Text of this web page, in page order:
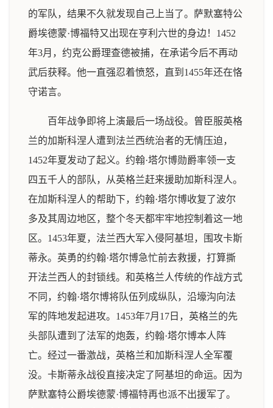
的军队，结果不久就发现自己上当了。萨默塞特公
爵埃德蒙·博福特又出现在亨利六世的身边！1452
年3月，约克公爵理查德被捕，在承诺今后不再动
武后获释。他一直强忍着愤怒，直到1455年还在恪
守诺言。
百年战争即将上演最后一场战役。曾臣服英格
兰的加斯科涅人遭到法兰西统治者的无情压迫，
1452年夏发动了起义。约翰·塔尔博勋爵率领一支
四五千人的部队，从英格兰赶来援助加斯科涅人。
在加斯科涅人的帮助下，约翰·塔尔博收复了波尔
多及其周边地区，整个冬天都牢牢地控制着这一地
区。1453年夏，法兰西大军入侵阿基坦，围攻卡斯
蒂永。英勇的约翰·塔尔博急忙前去救援，打算撕
开法兰西人的封锁线。和英格兰人传统的作战方式
不同，约翰·塔尔博将队伍列成纵队，沿壕沟向法
军的阵地发起进攻。1453年7月17日，英格兰的先
头部队遭到了法军的炮轰，约翰·塔尔博本人阵
亡。经过一番激战，英格兰和加斯科涅人全军覆
没。卡斯蒂永战役直接决定了阿基坦的命运。因为
萨默塞特公爵埃德蒙·博福特再也派不出援军了。